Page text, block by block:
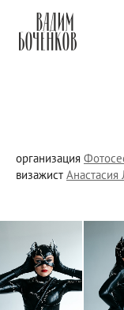
организация
визажист Анастасия